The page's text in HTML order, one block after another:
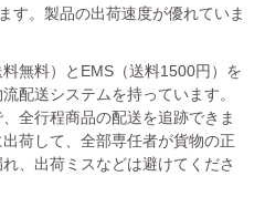
す。製品の出荷速度が優れていま
無料）とEMS（送料1500円）を
配送システムを持っています。
全行程商品の配送を追跡できま
荷して、全部専任者が貨物の正
、出荷ミスなどは避けてくださ